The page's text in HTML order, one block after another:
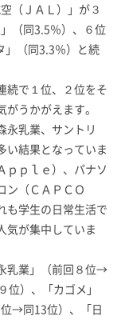
（ＪＡＬ）」が３
（同3.5％）、６位
」（同3.3％）と続
続で１位、２位をそ
うかがえます。
永乳業、サントリ
い結果となっていま
ｐｐｌｅ）、パナソ
ン（ＣＡＰＣＯ
も学生の日常生活で
気が集中していま
乳業」（前回８位→
）、「カゴメ」
→同13位）、「日